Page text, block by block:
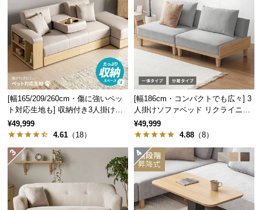
つ
い
て
開
梱
設
置
サ
ー
ビ
ス
つ
い
[幅165/209/260cm・傷に強いペッ
ト対応生地も] 収納付き3人掛け多
機能ソファ
¥49,999
4.61 （18）
[幅186cm・コンパクトでも広々] 3
人掛けソファベッド リクライニン
グ 天然木フレーム 北欧
¥49,999
4.88 （8）